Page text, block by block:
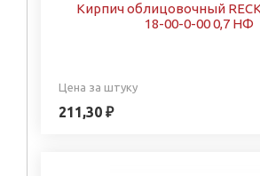
Кирпич облицовочный
18-00-0-00 0,7 НФ
Цена за штуку
211,30 ₽